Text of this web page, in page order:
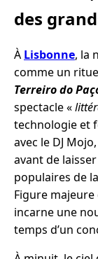
des
À Lisbonne, la
comme un
Terreiro do
spectacle «
technologie et
avec le DJ
avant de
populaires de
Figure
incarne une
temps d’un